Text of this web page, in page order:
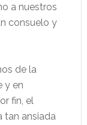
a nuestros
consuelo y
de la
y en
fin, el
tan ansiada